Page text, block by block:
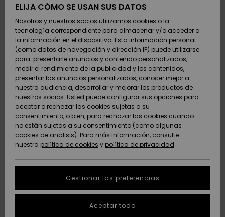
Zapatos y
chanclas
Surf
Snow
Novedades
Destacados
Zapatos y
chanclas
Surf
Snow
Novedades
Destacados
Destacados
Snow
SURF
Highlights
Comunidad
SNOW
Snow Niños
Tienda
Snow Mujer
Destacados
Comunidad
DOBLE
PROMO
Outlet
Mujer
AYUDA &
CONTACTO
Devoluciones
Pago
Tarjeta de
regalo
Quiksilver
Freedom
Protección de
datos
personales
Inicia una
conversación
SOSTENIBILIDAD
ELIJA CÓMO SE USAN SUS DATOS
Nosotros y nuestros socios utilizamos cookies o la
tecnología correspondiente para almacenar y/o acceder a
la información en el dispositivo. Esta información personal
(como datos de navegación y dirección IP) puede utilizarse
para: presentarle anuncios y contenido personalizados,
medir el rendimiento de la publicidad y los contenidos,
presentar las anuncios personalizados, conocer mejor a
nuestra audiencia, desarrollar y mejorar los productos de
nuestros socios. Usted puede configurar sus opciones para
aceptar o rechazar las cookies sujetas a su
consentimiento, o bien, para rechazar las cookies cuando
no están sujetas a su consentimiento (como algunas
cookies de análisis). Para más información, consulte
nuestra política de cookies y política de privacidad
Gestionar las preferencias
Aceptar todo